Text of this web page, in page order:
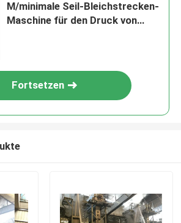
M/minimale Seil-Bleichstrecken-
Maschine für den Druck von
Fortsetzen